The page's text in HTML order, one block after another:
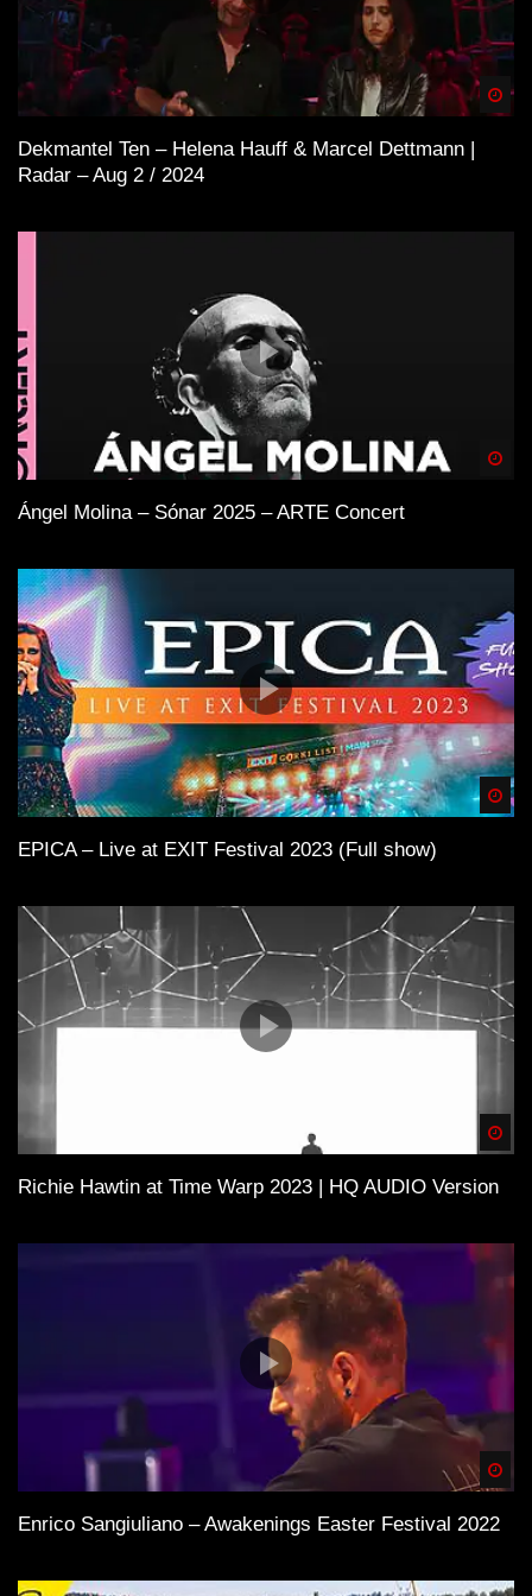
Dekmantel Ten – Helena Hauff & Marcel Dettmann |
Radar – Aug 2 / 2024
Ángel Molina – Sónar 2025 – ARTE Concert
EPICA – Live at EXIT Festival 2023 (Full show)
Richie Hawtin at Time Warp 2023 | HQ AUDIO Version
Enrico Sangiuliano – Awakenings Easter Festival 2022